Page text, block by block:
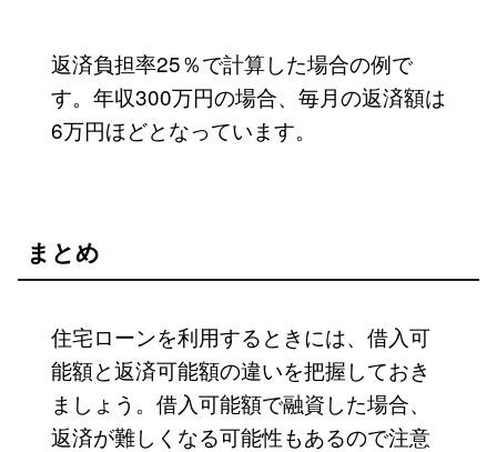
返済負担率25％で計算した場合の例で
す。年収300万円の場合、毎月の返済額は
6万円ほどとなっています。
まとめ
住宅ローンを利用するときには、借入可
能額と返済可能額の違いを把握しておき
ましょう。借入可能額で融資した場合、
返済が難しくなる可能性もあるので注意